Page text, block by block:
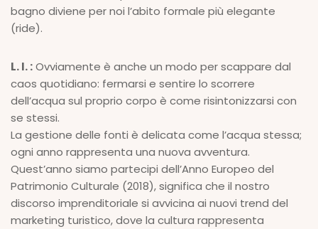
bagno diviene per noi l’abito formale più elegante
(ride).
L. I. :Ovviamente è anche un modo per scappare dal
caos quotidiano: fermarsi e sentire lo scorrere
dell’acqua sul proprio corpo è come risintonizzarsi con
se stessi.
La gestione delle fonti è delicata come l’acqua stessa;
ogni anno rappresenta una nuova avventura.
Quest’anno siamo partecipi dell’Anno Europeo del
Patrimonio Culturale (2018), significa che il nostro
discorso imprenditoriale si avvicina ai nuovi trend del
marketing turistico, dove la cultura rappresenta